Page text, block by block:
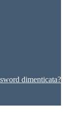
dimenticata?